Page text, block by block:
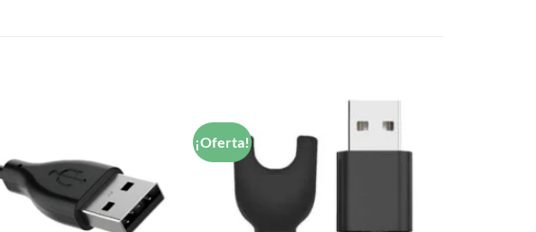
deseos
¡Oferta!
a la